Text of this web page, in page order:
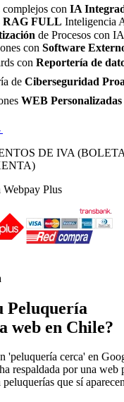
complejos con IA
RAG FULL Inteligencia
de Procesos con IA
con Software
con Reportería de
de Ciberseguridad
WEB Personalizadas
DE IVA
Webpay Plus
Peluquería
web en Chile?
'peluquería cerca' en
respaldada por una web
que sí